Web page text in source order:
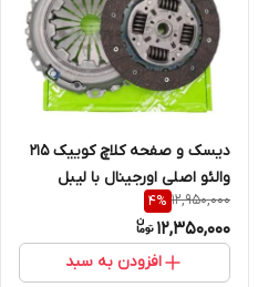
دیسک و صفحه کلاچ کوییک 215
والئو اصلی اورجینال با لیبل
اصالت کالا (خرید مستقیم از
واردکننده)
12,950,000
4%
12,350,000
افزودن به سبد